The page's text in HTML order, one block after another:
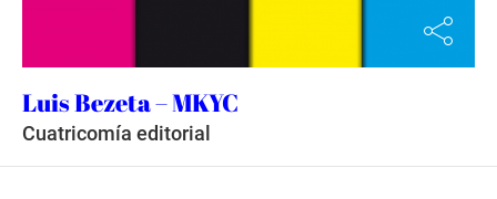
Luis Bezeta – MKYC
Cuatricomía editorial